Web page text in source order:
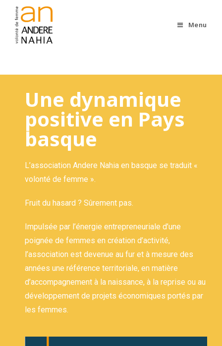
Menu
Une dynamique
positive en Pays
basque
L’association Andere Nahia en basque se traduit «
volonté de femme ».
Fruit du hasard ? Sûrement pas.
Impulsée par l’énergie entrepreneuriale d’une
poignée de femmes en création d’activité,
l’association est devenue au fur et à mesure des
années une référence territoriale, en matière
d’accompagnement à la naissance, à la reprise ou au
développement de projets économiques portés par
les femmes.